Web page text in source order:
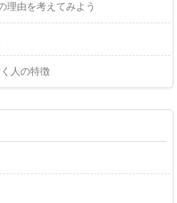
理由を考えてみよう
人の特徴